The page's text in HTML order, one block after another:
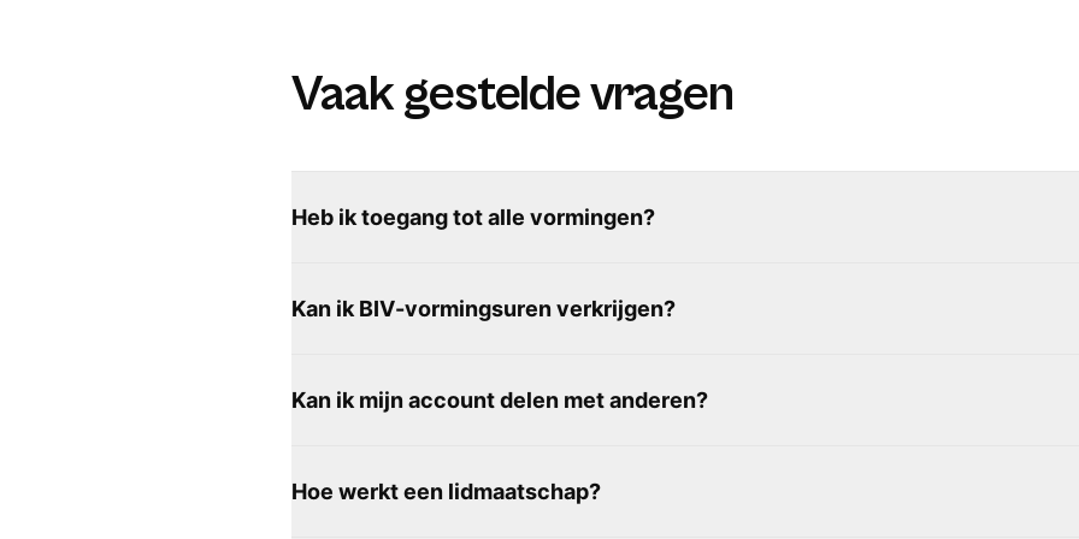
Ik heb de cursus
enthousiasme
Vaak gestelde vragen
Heb ik toegang tot alle vormingen?
Kan ik BIV-vormingsuren verkrijgen?
Kan ik mijn account delen met anderen?
Hoe werkt een lidmaatschap?